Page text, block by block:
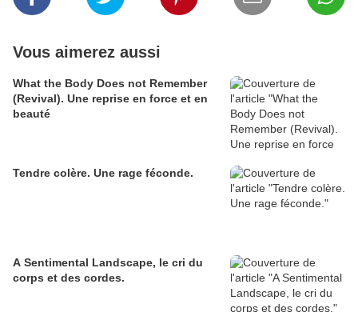
Vous aimerez aussi
What the Body Does not Remember
(Revival). Une reprise en force et en
beauté
Tendre colère. Une rage féconde.
A Sentimental Landscape, le cri du
corps et des cordes.